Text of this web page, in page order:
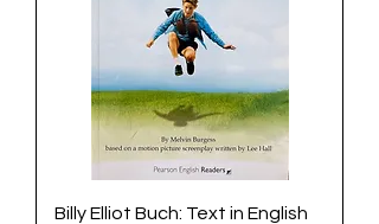
Billy Elliot Buch: Text in English